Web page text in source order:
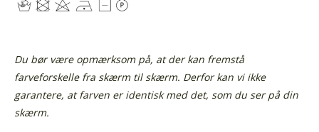
Du bør være opmærksom på, at der kan fremstå
farveforskelle fra skærm til skærm. Derfor kan vi ikke
garantere, at farven er identisk med det, som du ser på din
skærm.